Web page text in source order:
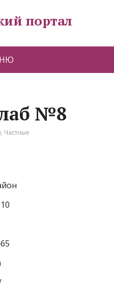
портал
№8
, Частные